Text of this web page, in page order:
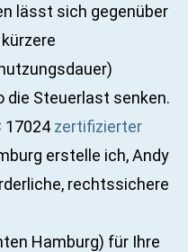
lässt sich gegenüber
die Steuerlast senken.
17024 zertifizierter
erstelle ich, Andy
rechtssichere
Hamburg) für Ihre